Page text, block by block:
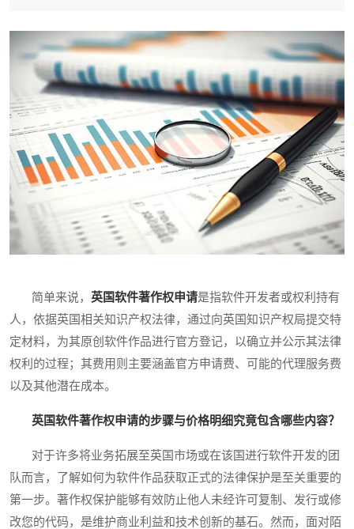
简单来说， 英国软件著作权申请是指软件开发者或权利持有
人，依据英国相关知识产权法律，通过向英国知识产权局提交特
定材料，为其原创软件作品进行官方登记，以确立并公示其法律
权利的过程；其费用则主要涵盖官方申请费、可能的代理服务费
以及其他潜在成本。
英国软件著作权申请的步骤与价格明细究竟包含哪些内容？
对于许多将业务拓展至英国市场或在该国进行软件开发的团
队而言，了解如何为软件作品获取正式的法律保护是至关重要的
第一步。著作权保护能够有效防止他人未经许可复制、发行或修
改您的代码，是维护商业利益和技术创新的基石。然而，面对陌